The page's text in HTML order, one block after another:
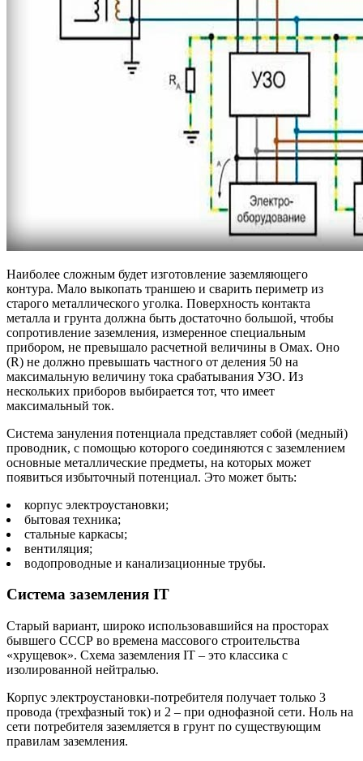
Наиболее сложным будет изготовление заземляющего
контура. Мало выкопать траншею и сварить периметр из
старого металлического уголка. Поверхность контакта
металла и грунта должна быть достаточно большой, чтобы
сопротивление заземления, измеренное специальным
прибором, не превышало расчетной величины в Омах. Оно
(R) не должно превышать частного от деления 50 на
максимальную величину тока срабатывания УЗО. Из
нескольких приборов выбирается тот, что имеет
максимальный ток.
Система зануления потенциала представляет собой (медный)
проводник, с помощью которого соединяются с заземлением
основные металлические предметы, на которых может
появиться избыточный потенциал. Это может быть:
корпус электроустановки;
бытовая техника;
стальные каркасы;
вентиляция;
водопроводные и канализационные трубы.
Система заземления IT
Старый вариант, широко использовавшийся на просторах
бывшего СССР во времена массового строительства
«хрущевок». Схема заземления IT – это классика с
изолированной нейтралью.
Корпус электроустановки-потребителя получает только 3
провода (трехфазный ток) и 2 – при однофазной сети. Ноль на
сети потребителя заземляется в грунт по существующим
правилам заземления.